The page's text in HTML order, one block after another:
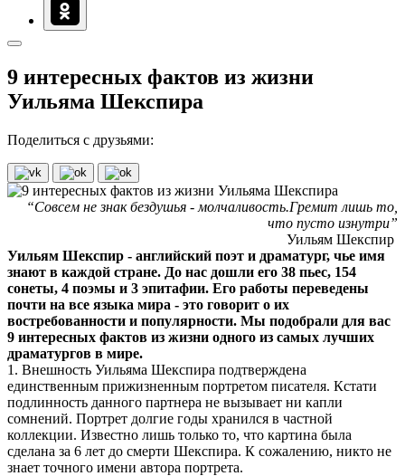
9 интересных фактов из жизни
Уильяма Шекспира
Поделиться с друзьями:
“Совсем не знак бездушья - молчаливость.Гремит лишь то,
что пусто изнутри”
Уильям Шекспир
Уильям Шекспир - английский поэт и драматург, чье имя
знают в каждой стране. До нас дошли его 38 пьес, 154
сонеты, 4 поэмы и 3 эпитафии. Его работы переведены
почти на все языка мира - это говорит о их
востребованности и популярности. Мы подобрали для вас
9 интересных фактов из жизни одного из самых лучших
драматургов в мире.
1. Внешность Уильяма Шекспира подтверждена
единственным прижизненным портретом писателя. Кстати
подлинность данного партнера не вызывает ни капли
сомнений. Портрет долгие годы хранился в частной
коллекции. Известно лишь только то, что картина была
сделана за 6 лет до смерти Шекспира. К сожалению, никто не
знает точного имени автора портрета.